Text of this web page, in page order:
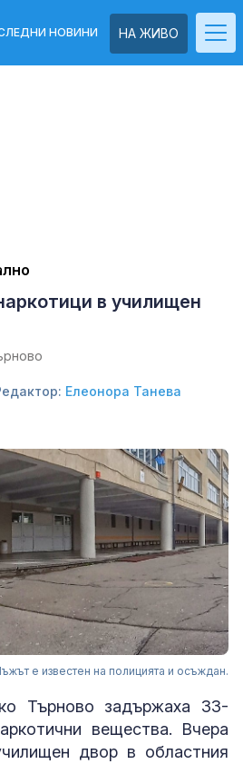
НА ЖИВО
НОВИНИ
в училищен
Елеонора Танева
е известен на полицията и осъждан.
Търново задържаха 33-
вещества. Вчера
двор в областния